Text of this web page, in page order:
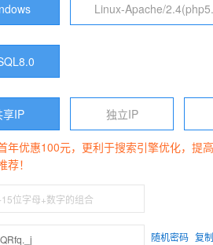
Linux-Apache/
享IP 独立IP
年优惠100元，更利于搜索引擎优化，提
！
随机密码 复